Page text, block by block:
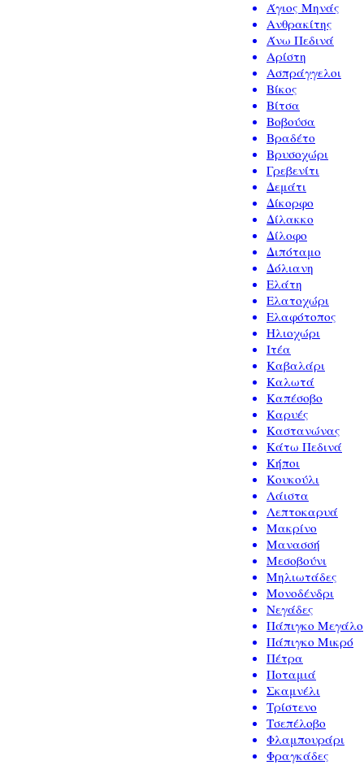
Άγιος Μηνάς
Ανθρακίτης
Άνω Πεδινά
Αρίστη
Ασπράγγελοι
Βίκος
Βίτσα
Βοβούσα
Βραδέτο
Βρυσοχώρι
Γρεβενίτι
Δεμάτι
Δίκορφο
Δίλακκο
Δίλοφο
Διπόταμο
Δόλιανη
Ελάτη
Ελατοχώρι
Ελαφότοπος
Ηλιοχώρι
Ιτέα
Καβαλάρι
Καλωτά
Καπέσοβο
Καρυές
Καστανώνας
Κάτω Πεδινά
Κήποι
Κουκούλι
Λάιστα
Λεπτοκαρυά
Μακρίνο
Μανασσή
Μεσοβούνι
Μηλιωτάδες
Μονοδένδρι
Νεγάδες
Πάπιγκο Μεγάλο
Πάπιγκο Μικρό
Πέτρα
Ποταμιά
Σκαμνέλι
Τρίστενο
Τσεπέλοβο
Φλαμπουράρι
Φραγκάδες